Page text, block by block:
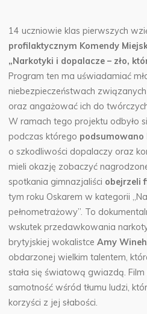
14 uczniowie klas pierwszych
profilaktycznym Komendy
„Narkotyki i dopalacze – zło,
Program ten ma uświadamiać
niebezpieczeństwach
oraz angażować ich do
W ramach tego projektu odbyło
podczas którego podsumowano
o szkodliwości dopalaczy oraz
mieli okazję zobaczyć
spotkania gimnazjaliści obejrzeli
tym roku Oskarem w kategorii
pełnometrażowy”. To
wskutek przedawkowania
brytyjskiej wokalistceAmy
obdarzonej wielkim talentem,
stała się światową gwiazdą.
samotność wśród tłumu ludzi,
korzyści z jej słabości.